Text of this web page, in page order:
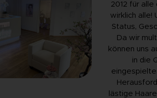
2012 für alle
wirklich alle!
Status,
Da wir
können uns
in die
lästige